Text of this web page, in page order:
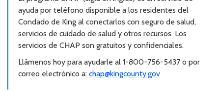
ayuda por teléfono disponible a los residentes del
Condado de King al conectarlos con seguro de salud,
servicios de cuidado de salud y otros recursos. Los
servicios de CHAP son gratuitos y confidenciales.
Llámenos hoy para ayudarle al 1-800-756-5437 o por
correo electrónico a: chap@kingcounty.gov